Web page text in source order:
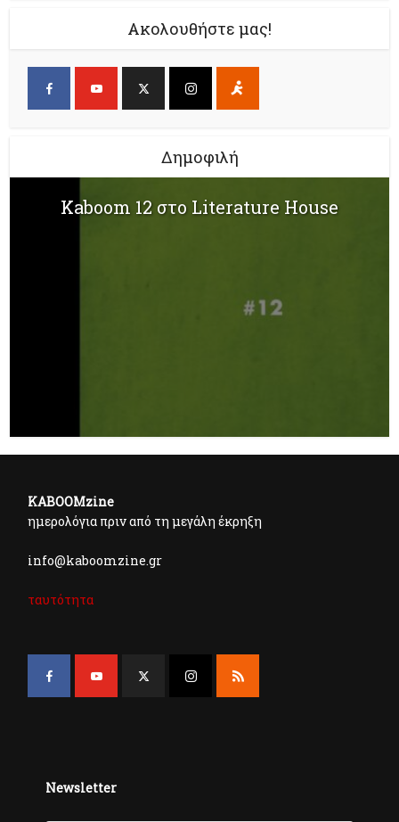
Ακολουθήστε μας!
Δημοφιλή
Kaboom 12 στο Literature House
KABOOMzine
ημερολόγια πριν από τη μεγάλη έκρηξη
info@kaboomzine.gr
ταυτότητα
Newsletter